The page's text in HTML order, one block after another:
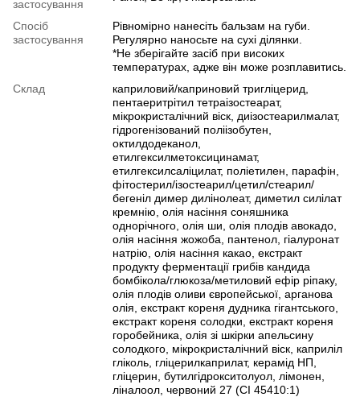
застосування
Спосіб
застосування
Рівномірно нанесіть бальзам на губи.
Регулярно наносьте на сухі ділянки.
*Не зберігайте засіб при високих
температурах, адже він може розплавитись.
Склад
каприловий/каприновий тригліцерид,
пентаеритрітил тетраізостеарат,
мікрокристалічний віск, диізостеарилмалат,
гідрогенізований поліізобутен,
октилдодеканол,
етилгексилметоксицинамат,
етилгексилсаліцилат, поліетилен, парафін,
фітостерил/ізостеарил/цетил/стеарил/
бегеніл димер дилінолеат, диметил силілат
кремнію, олія насіння соняшника
однорічного, олія ши, олія плодів авокадо,
олія насіння жожоба, пантенол, гіалуронат
натрію, олія насіння какао, екстракт
продукту ферментації грибів кандида
бомбікола/глюкоза/метиловий ефір ріпаку,
олія плодів оливи європейської, арганова
олія, екстракт кореня дудника гігантського,
екстракт кореня солодки, екстракт кореня
горобейника, олія зі шкірки апельсину
солодкого, мікрокристалічний віск, каприліл
гліколь, гліцерилкаприлат, керамід НП,
гліцерин, бутилгідрокситолуол, лімонен,
ліналоол, червоний 27 (CI 45410:1)